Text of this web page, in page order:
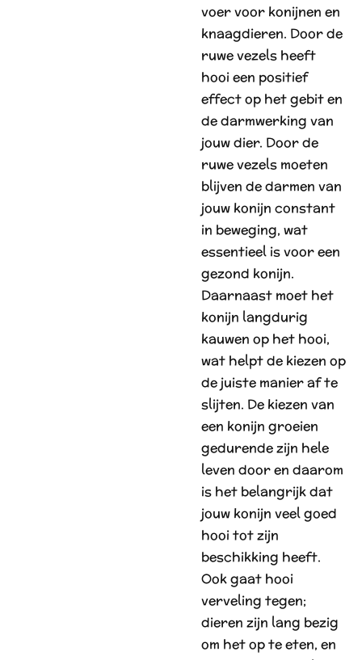
voer voor konijnen en
knaagdieren. Door de
ruwe vezels heeft
hooi een positief
effect op het gebit en
de darmwerking van
jouw dier. Door de
ruwe vezels moeten
blijven de darmen van
jouw konijn constant
in beweging, wat
essentieel is voor een
gezond konijn.
Daarnaast moet het
konijn langdurig
kauwen op het hooi,
wat helpt de kiezen op
de juiste manier af te
slijten. De kiezen van
een konijn groeien
gedurende zijn hele
leven door en daarom
is het belangrijk dat
jouw konijn veel goed
hooi tot zijn
beschikking heeft.
Ook gaat hooi
verveling tegen;
dieren zijn lang bezig
om het op te eten, en